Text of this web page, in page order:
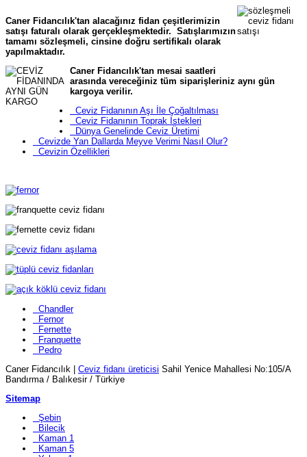
Caner Fidancılık'tan alacağınız fidan çeşitlerimizin
satışı faturalı olarak gerçekleşmektedir. Satışlarımızın
tamamı sözleşmeli, cinsine doğru sertifikalı olarak
yapılmaktadır.
Caner Fidancılık'tan mesai saatleri
arasında vereceğiniz tüm siparişleriniz aynı gün
kargoya verilir.
Ceviz Fidanının Aşı İle Çoğaltılması
Ceviz Fidanının Toprak İstekleri
Dünya Genelinde Ceviz Üretimi
Cevizde Yan Dallarda Meyve Verimi Nasıl Olur?
Cevizin Özellikleri
Chandler
Fernor
Fernette
Franquette
Pedro
Caner Fidancılık | Ceviz fidanı üreticisi Sahil Yenice Mahallesi No:105/A
Bandırma / Balıkesir / Türkiye
Sitemap
Şebin
Bilecik
Kaman 1
Kaman 5